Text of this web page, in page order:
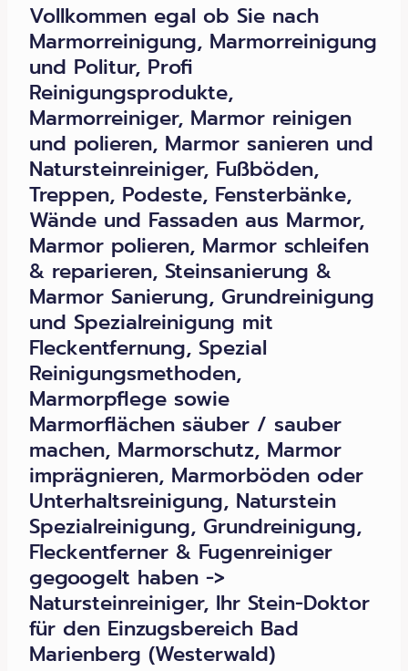
Vollkommen egal ob Sie nach
Marmorreinigung, Marmorreinigung
und Politur, Profi
Reinigungsprodukte,
Marmorreiniger, Marmor reinigen
und polieren, Marmor sanieren und
Natursteinreiniger, Fußböden,
Treppen, Podeste, Fensterbänke,
Wände und Fassaden aus Marmor,
Marmor polieren, Marmor schleifen
& reparieren, Steinsanierung &
Marmor Sanierung, Grundreinigung
und Spezialreinigung mit
Fleckentfernung, Spezial
Reinigungsmethoden,
Marmorpflege sowie
Marmorflächen säuber / sauber
machen, Marmorschutz, Marmor
imprägnieren, Marmorböden oder
Unterhaltsreinigung, Naturstein
Spezialreinigung, Grundreinigung,
Fleckentferner & Fugenreiniger
gegoogelt haben ->
Natursteinreiniger, Ihr Stein-Doktor
für den Einzugsbereich Bad
Marienberg (Westerwald)